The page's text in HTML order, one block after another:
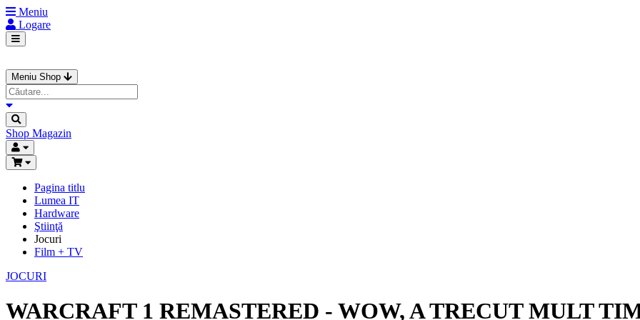
Meniu
Logare
Meniu Shop
Shop Magazin
Pagina titlu
Lumea IT
Hardware
Ştiinţă
Jocuri
Film + TV
JOCURI
WARCRAFT 1 REMASTERED - WOW, A TRECUT MULT